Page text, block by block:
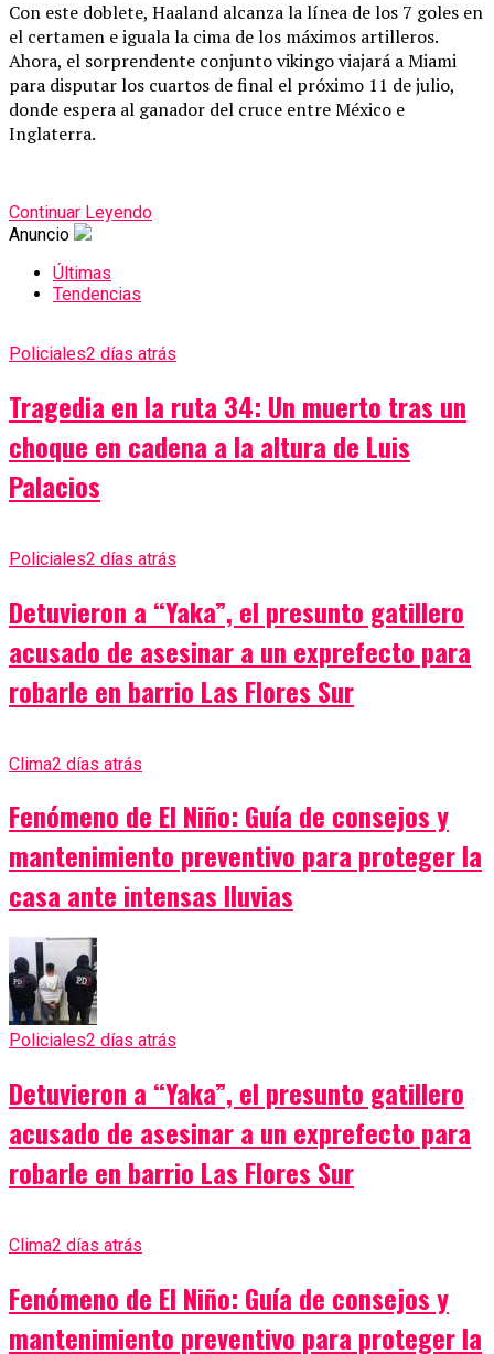
Con este doblete, Haaland alcanza la línea de los 7 goles en
el certamen e iguala la cima de los máximos artilleros.
Ahora, el sorprendente conjunto vikingo viajará a Miami
para disputar los cuartos de final el próximo 11 de julio,
donde espera al ganador del cruce entre México e
Inglaterra.
Continuar Leyendo
Anuncio
Últimas
Tendencias
Policiales2 días atrás
Tragedia en la ruta 34: Un muerto tras un
choque en cadena a la altura de Luis
Palacios
Policiales2 días atrás
Detuvieron a “Yaka”, el presunto gatillero
acusado de asesinar a un exprefecto para
robarle en barrio Las Flores Sur
Clima2 días atrás
Fenómeno de El Niño: Guía de consejos y
mantenimiento preventivo para proteger la
casa ante intensas lluvias
Policiales2 días atrás
Detuvieron a “Yaka”, el presunto gatillero
acusado de asesinar a un exprefecto para
robarle en barrio Las Flores Sur
Clima2 días atrás
Fenómeno de El Niño: Guía de consejos y
mantenimiento preventivo para proteger la